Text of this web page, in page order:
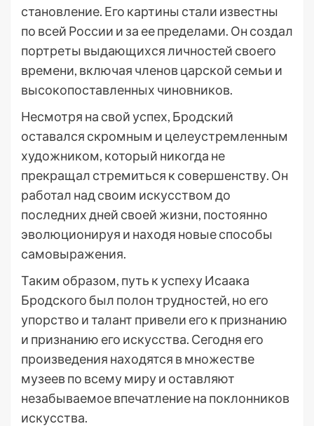
становление. Его картины стали известны
по всей России и за ее пределами. Он создал
портреты выдающихся личностей своего
времени, включая членов царской семьи и
высокопоставленных чиновников.
Несмотря на свой успех, Бродский
оставался скромным и целеустремленным
художником, который никогда не
прекращал стремиться к совершенству. Он
работал над своим искусством до
последних дней своей жизни, постоянно
эволюционируя и находя новые способы
самовыражения.
Таким образом, путь к успеху Исаака
Бродского был полон трудностей, но его
упорство и талант привели его к признанию
и признанию его искусства. Сегодня его
произведения находятся в множестве
музеев по всему миру и оставляют
незабываемое впечатление на поклонников
искусства.